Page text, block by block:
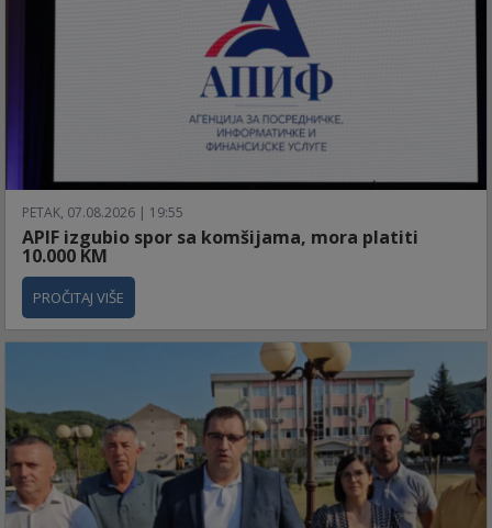
PETAK, 07.08.2026 | 19:55
APIF izgubio spor sa komšijama, mora platiti
10.000 KM
PROČITAJ VIŠE